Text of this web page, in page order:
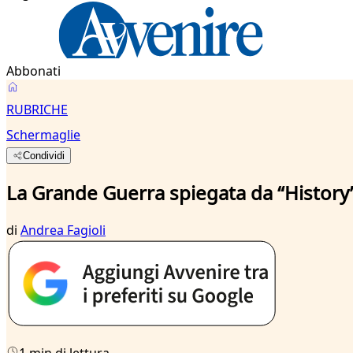
Abbonati
RUBRICHE
Schermaglie
Condividi
La Grande Guerra spiegata da
di Andrea Fagioli